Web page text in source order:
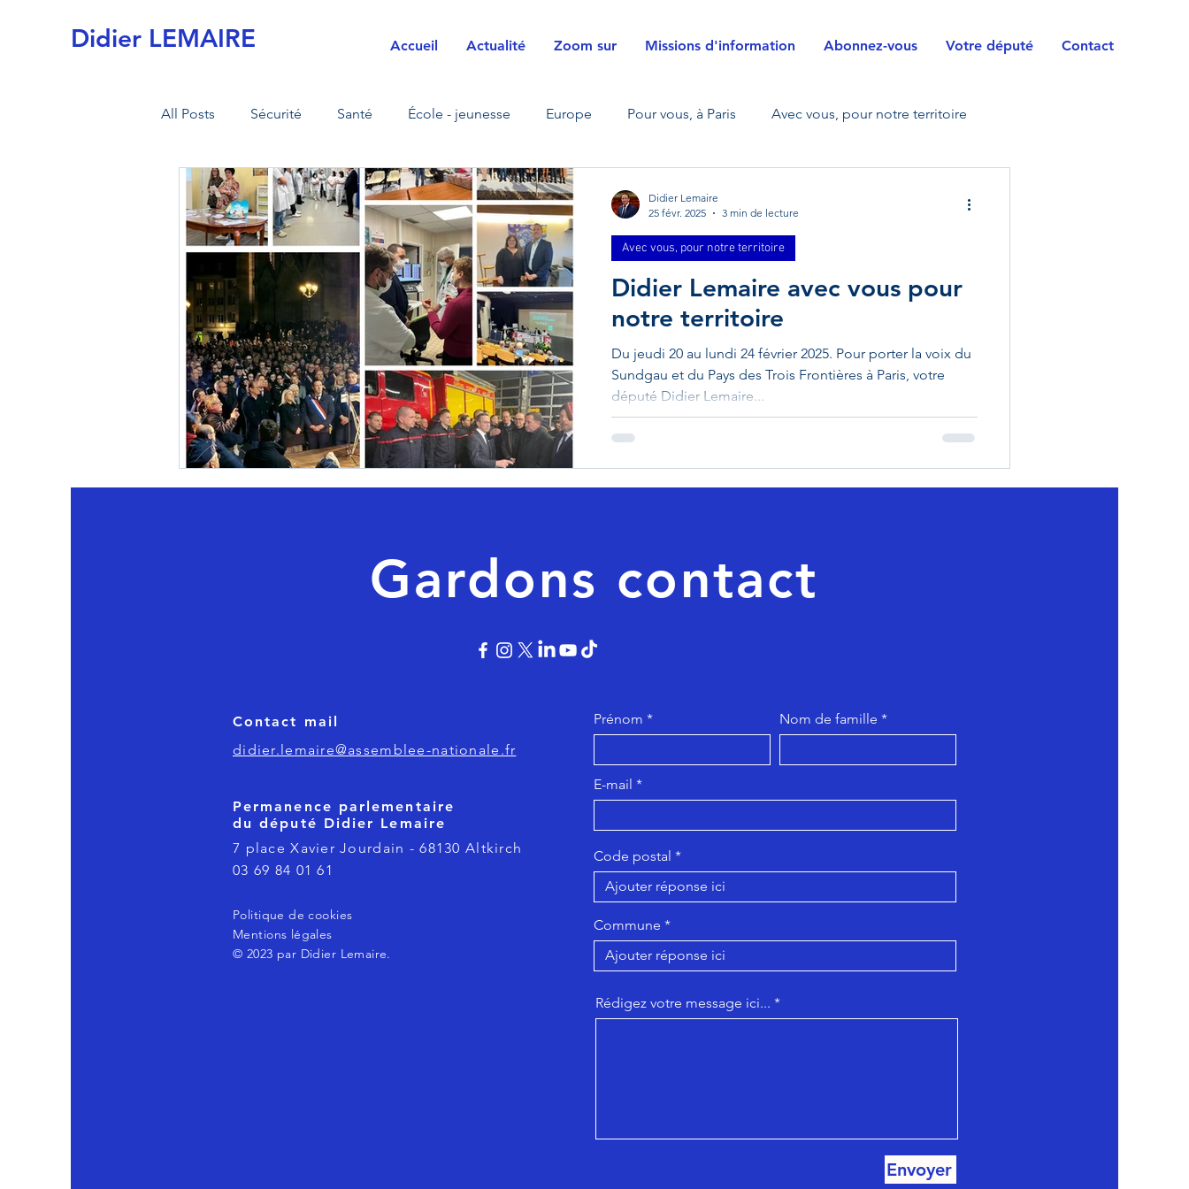
Didier LEMAIRE Accueil Actualité Zoom sur Missions d'information Abonnez-vous Votre député Contact
All Posts Sécurité Santé École - jeunesse Europe Pour vous, à Paris Avec vous, pour notre territoire
Actualités Commission de La Défense Zoom sur
MI sécurité civile MI armées Justice Agriculture Énergies Défense et forces armées
Retraite Fiscalité Transition écologique - énergétique Mobilités Visite de terrain
Fonction publique Urbanisme - logement Autre Directive européenne
Didier Lemaire avec vous pour
notre territoire
Du jeudi 20 au lundi 24 février 2025. Pour porter la voix du
Sundgau et du Pays des Trois Frontières à Paris, votre
député Didier Lemaire...
Avec vous, pour notre territoire
Didier Lemaire
25 févr. 2025
3 min de lecture
Gardons contact
Contact mail
didier.lemaire@assemblee-nationale.fr
Permanence parlementaire
du député Didier Lemaire
7 place Xavier Jourdain - 68130 Altkirch
03 69 84 01 61
Politique de cookies
Mentions légales
© 2023 par Didier Lemaire.
Prénom Nom de famille
E-mail
Code postal
Commune
Rédigez votre message ici...
Envoyer